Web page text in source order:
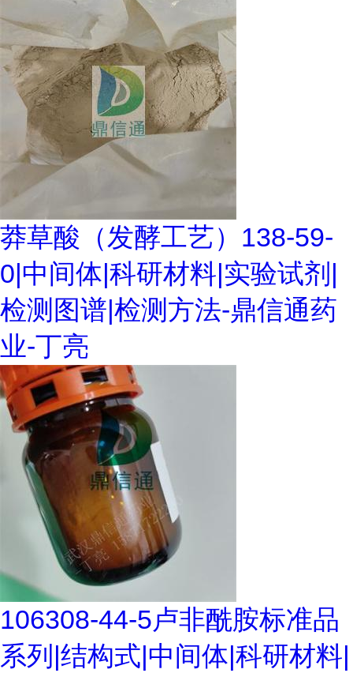
莽草酸（发酵工艺）138-59-
0|中间体|科研材料|实验试剂|
检测图谱|检测方法-鼎信通药
业-丁亮
106308-44-5卢非酰胺标准品
系列|结构式|中间体|科研材料|